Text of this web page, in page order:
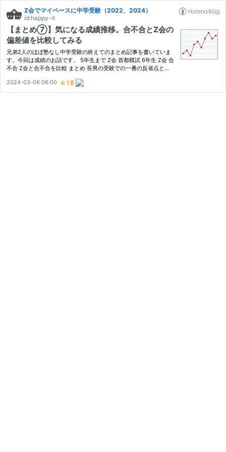
Z会でマイペースに中学受験（2022、2024）
id:happy-it
【まとめ⑦】気になる成績推移。合不合とZ会の
偏差値を比較してみる
兄弟2人のほぼ塾なし中学受験の終えてのまとめ記事を書いていま
す。今回は成績のお話です。 5年生まで Z会 首都模試 6年生 Z会 合
不合 Z会と合不合を比較 まとめ 長男の受験での一番の反省点とい
こと。この反省をもとに、次男は5年生冬までは大手の模試は回
避…
2024-03-06 06:00